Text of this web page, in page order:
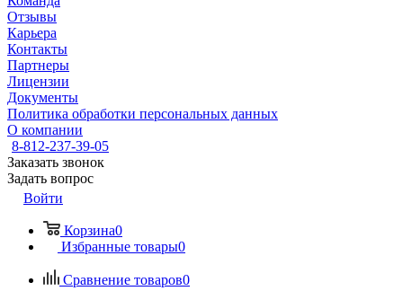
Отзывы
Карьера
Контакты
Партнеры
Лицензии
Документы
Политика обработки персональных данных
О компании
8-812-237-39-05
Заказать звонок
Задать вопрос
Войти
Корзина0
Избранные товары0
Сравнение товаров0